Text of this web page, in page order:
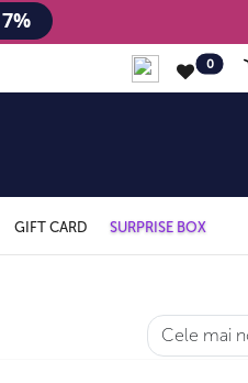
7%
0
GIFT CARD SURPRISE BOX